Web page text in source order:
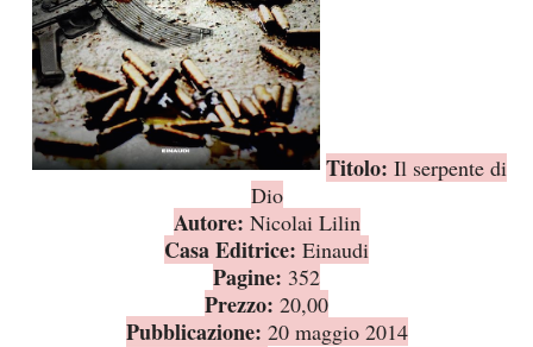
Titolo: Il serpente di
Dio
Autore: Nicolai Lilin
Casa Editrice: Einaudi
Pagine: 352
Prezzo: 20,00
Pubblicazione: 20 maggio 2014